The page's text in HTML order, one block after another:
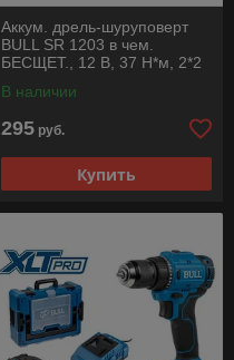
Аккум. дрель-шуруповерт
BULL SR 1203 в чем.
БЕСЩЕТ., 12 В, 37 Н*м, 2*2
В наличии
295 руб.
Купить